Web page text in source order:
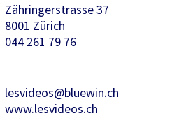
Zähringerstrasse 37
8001 Zürich
044 261 79 76
lesvideos@bluewin.ch
www.lesvideos.ch